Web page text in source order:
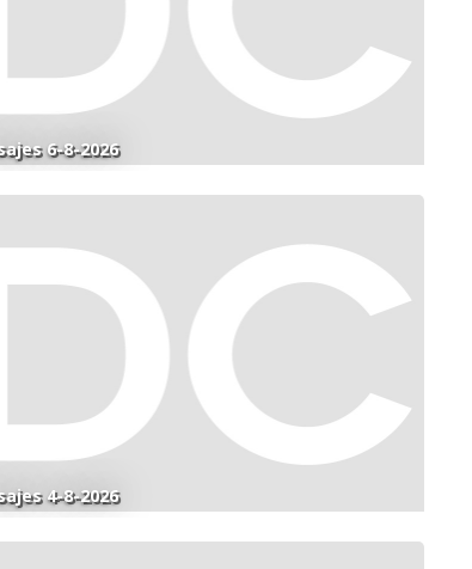
6-8-2026
4-8-2026